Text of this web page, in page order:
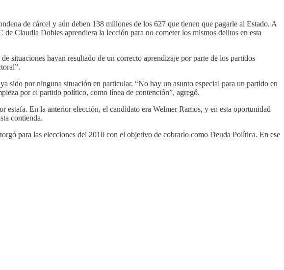
de cárcel y aún deben 138 millones de los 627 que tienen que pagarle al Estado. A
Claudia Dobles aprendiera la lección para no cometer los mismos delitos en esta
situaciones hayan resultado de un correcto aprendizaje por parte de los partidos
sido por ninguna situación en particular. “No hay un asunto especial para un partido en
por el partido político, como línea de contención”, agregó.
estafa. En la anterior elección, el candidato era Welmer Ramos, y en esta oportunidad
contienda.
para las elecciones del 2010 con el objetivo de cobrarlo como Deuda Política. En ese